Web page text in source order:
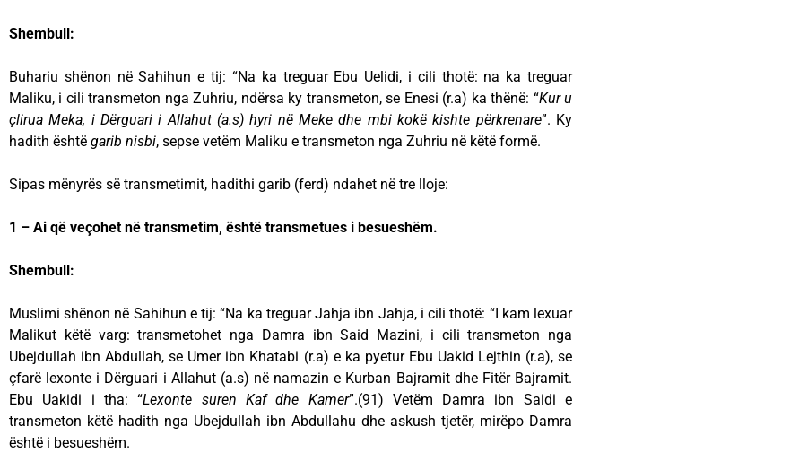
Shembull:
Buhariu shënon në Sahihun e tij: “Na ka treguar Ebu Uelidi, i cili thotë: na ka treguar
Maliku, i cili transmeton nga Zuhriu, ndërsa ky transmeton, se Enesi (r.a) ka thënë: “Kur u
çlirua Meka, i Dërguari i Allahut (a.s) hyri në Meke dhe mbi kokë kishte përkrenare”. Ky
hadith është garib nisbi, sepse vetëm Maliku e transmeton nga Zuhriu në këtë formë.
Sipas mënyrës së transmetimit, hadithi garib (ferd) ndahet në tre lloje:
1 – Ai që veçohet në transmetim, është transmetues i besueshëm.
Shembull:
Muslimi shënon në Sahihun e tij: “Na ka treguar Jahja ibn Jahja, i cili thotë: “I kam lexuar
Malikut këtë varg: transmetohet nga Damra ibn Said Mazini, i cili transmeton nga
Ubejdullah ibn Abdullah, se Umer ibn Khatabi (r.a) e ka pyetur Ebu Uakid Lejthin (r.a), se
çfarë lexonte i Dërguari i Allahut (a.s) në namazin e Kurban Bajramit dhe Fitër Bajramit.
Ebu Uakidi i tha: “Lexonte suren Kaf dhe Kamer”.(91) Vetëm Damra ibn Saidi e
transmeton këtë hadith nga Ubejdullah ibn Abdullahu dhe askush tjetër, mirëpo Damra
është i besueshëm.